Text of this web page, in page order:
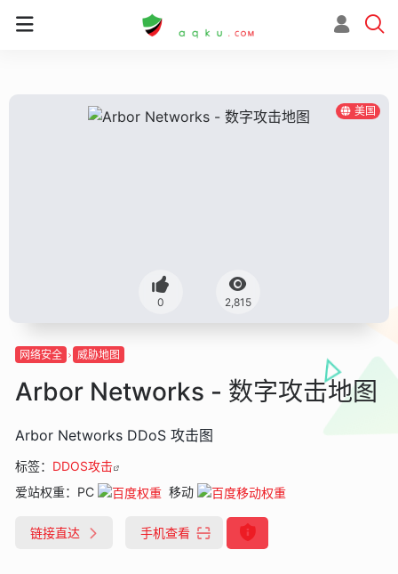
美国
0 2,815
网络安全 威胁地图
Arbor Networks - 数字攻击地图
Arbor Networks DDoS 攻击图
标签： DDOS攻击
爱站权重： PC 移动
链接直达 手机查看